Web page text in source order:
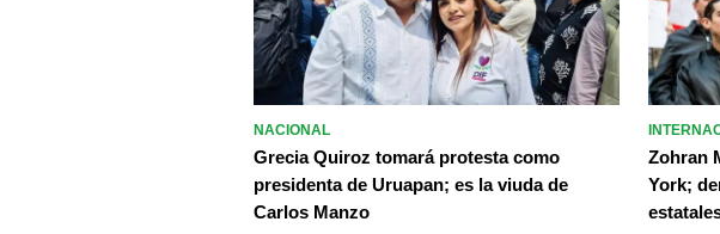
NACIONAL
Grecia Quiroz tomará protesta como
presidenta de Uruapan; es la viuda de
Carlos Manzo
Zohran
York;